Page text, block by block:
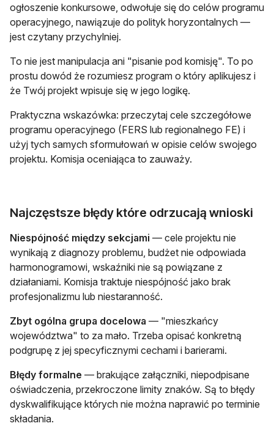
ogłoszenie konkursowe, odwołuje się do celów programu
operacyjnego, nawiązuje do polityk horyzontalnych —
jest czytany przychylniej.
To nie jest manipulacja ani "pisanie pod komisję". To po
prostu dowód że rozumiesz program o który aplikujesz i
że Twój projekt wpisuje się w jego logikę.
Praktyczna wskazówka: przeczytaj cele szczegółowe
programu operacyjnego (FERS lub regionalnego FE) i
użyj tych samych sformułowań w opisie celów swojego
projektu. Komisja oceniająca to zauważy.
Najczęstsze błędy które odrzucają wnioski
Niespójność między sekcjami — cele projektu nie
wynikają z diagnozy problemu, budżet nie odpowiada
harmonogramowi, wskaźniki nie są powiązane z
działaniami. Komisja traktuje niespójność jako brak
profesjonalizmu lub niestaranność.
Zbyt ogólna grupa docelowa — "mieszkańcy
województwa" to za mało. Trzeba opisać konkretną
podgrupę z jej specyficznymi cechami i barierami.
Błędy formalne — brakujące załączniki, niepodpisane
oświadczenia, przekroczone limity znaków. Są to błędy
dyskwalifikujące których nie można naprawić po terminie
składania.